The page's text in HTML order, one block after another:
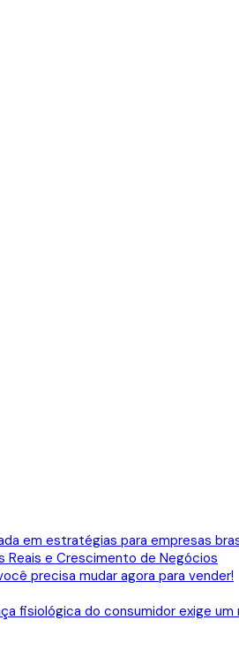
em estratégias para empresas
Reais e Crescimento de Negócios
precisa mudar agora para vender!
fisiológica do consumidor exige